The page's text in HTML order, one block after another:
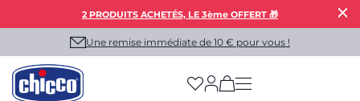
2 PRODUITS ACHETÉS, LE 3ème OFFERT 🎁
Une remise immédiate de 10 € pour vous !
(has more options